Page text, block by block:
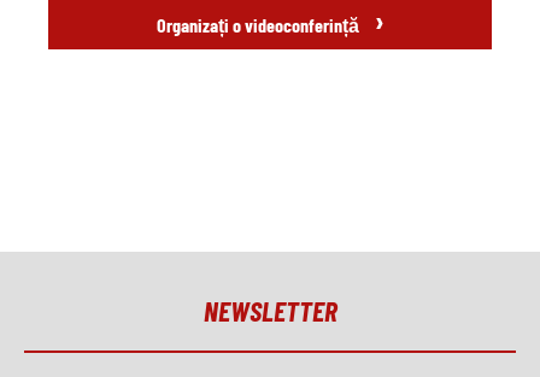
Organizați o videoconferință ›
NEWSLETTER